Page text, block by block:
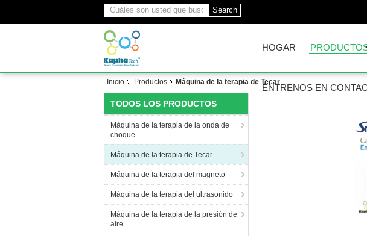
Search
HOGAR
ÉNTRENOS EN
Inicio Productos Máquina de la terapia de Tecar
TODOS LOS PRODUCTOS
Máquina de la terapia de la onda de
choque
Máquina de la terapia de Tecar
Máquina de la terapia del magneto
Máquina de la terapia del ultrasonido
Máquina de la terapia de la presión de
aire